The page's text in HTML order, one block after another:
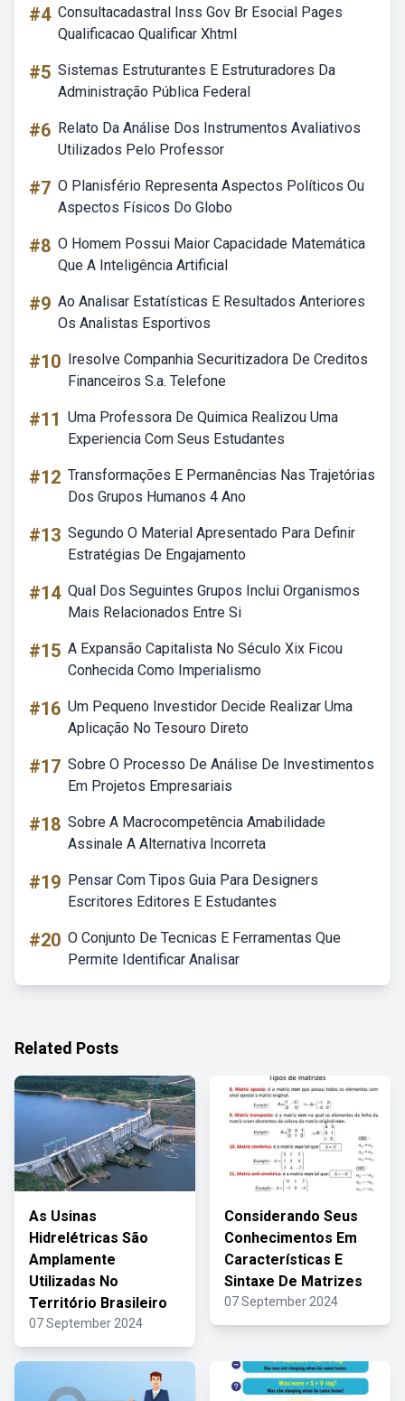
#4 Consultacadastral Inss Gov Br Esocial Pages
Qualificacao Qualificar Xhtml
#5 Sistemas Estruturantes E Estruturadores Da
Administração Pública Federal
#6 Relato Da Análise Dos Instrumentos Avaliativos
Utilizados Pelo Professor
#7 O Planisfério Representa Aspectos Políticos Ou
Aspectos Físicos Do Globo
#8 O Homem Possui Maior Capacidade Matemática
Que A Inteligência Artificial
#9 Ao Analisar Estatísticas E Resultados Anteriores
Os Analistas Esportivos
#10 Iresolve Companhia Securitizadora De Creditos
Financeiros S.a. Telefone
#11 Uma Professora De Quimica Realizou Uma
Experiencia Com Seus Estudantes
#12 Transformações E Permanências Nas Trajetórias
Dos Grupos Humanos 4 Ano
#13 Segundo O Material Apresentado Para Definir
Estratégias De Engajamento
#14 Qual Dos Seguintes Grupos Inclui Organismos
Mais Relacionados Entre Si
#15 A Expansão Capitalista No Século Xix Ficou
Conhecida Como Imperialismo
#16 Um Pequeno Investidor Decide Realizar Uma
Aplicação No Tesouro Direto
#17 Sobre O Processo De Análise De Investimentos
Em Projetos Empresariais
#18 Sobre A Macrocompetência Amabilidade
Assinale A Alternativa Incorreta
#19 Pensar Com Tipos Guia Para Designers
Escritores Editores E Estudantes
#20 O Conjunto De Tecnicas E Ferramentas Que
Permite Identificar Analisar
Related Posts
As Usinas
Hidrelétricas São
Amplamente
Utilizadas No
Território Brasileiro
07 September 2024
Considerando Seus
Conhecimentos Em
Características E
Sintaxe De Matrizes
07 September 2024